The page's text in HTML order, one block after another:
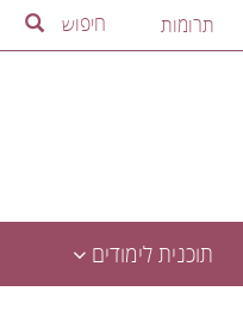
תרומות חיפוש
תוכנית לימודים